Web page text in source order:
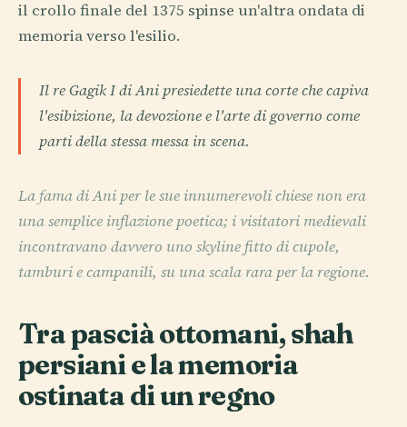
il crollo finale del 1375 spinse un'altra ondata di
memoria verso l'esilio.
Il re Gagik I di Ani presiedette una corte che capiva
l'esibizione, la devozione e l'arte di governo come
parti della stessa messa in scena.
La fama di Ani per le sue innumerevoli chiese non era
una semplice inflazione poetica; i visitatori medievali
incontravano davvero uno skyline fitto di cupole,
tamburi e campanili, su una scala rara per la regione.
Tra pascià ottomani, shah
persiani e la memoria
ostinata di un regno